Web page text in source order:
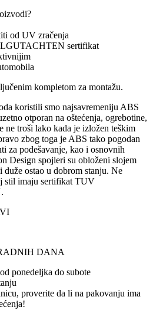
od UV zračenja
sertifikat
kompletom za montažu.
koristili smo najsavremeniju ABS
otporan na oštećenja, ogrebotine,
ne troši lako kada je izložen teškim
zbog toga je ABS tako pogodan
za podešavanje, kao i osnovnih
Design spojleri su obloženi slojem
ostao u dobrom stanju. Ne
stil imaju sertifikat TUV
DANA
ponedeljka do subote
proverite da li na pakovanju ima